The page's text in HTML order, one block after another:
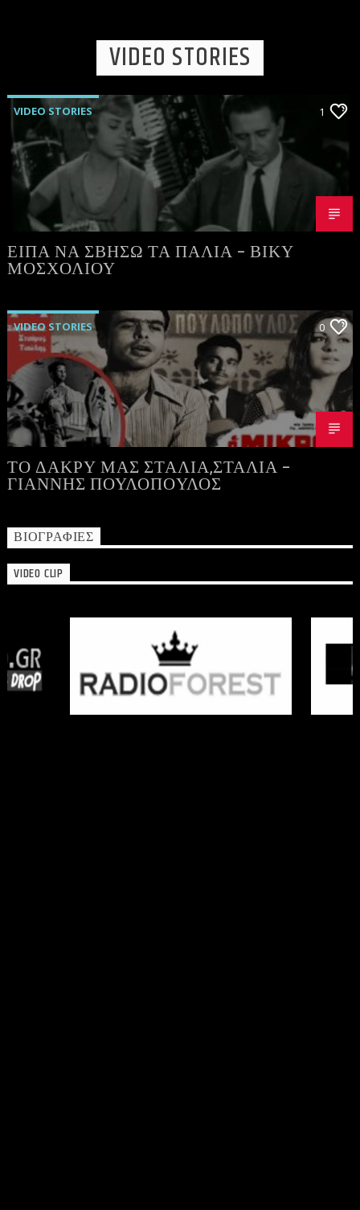
VIDEO STORIES
VIDEO STORIES 1
ΕΙΠΑ ΝΑ ΣΒΗΣΩ ΤΑ ΠΑΛΙΑ – ΒΙΚΥ
ΜΟΣΧΟΛΙΟΥ
VIDEO STORIES 0
ΤΟ ΔΑΚΡΥ ΜΑΣ ΣΤΑΛΙΑ,ΣΤΑΛΙΑ –
ΓΙΑΝΝΗΣ ΠΟΥΛΟΠΟΥΛΟΣ
ΒΙΟΓΡΑΦΊΕΣ
VIDEO CLIP